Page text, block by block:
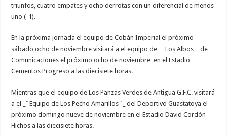
triunfos, cuatro empates y ocho derrotas con un diferencial de menos
uno (-1).
En la próxima jornada el equipo de Cobán Imperial el próximo
sábado ocho de noviembre visitará a el equipo de _¨Los Albos¨_de
Comunicaciones el próximo ocho de noviembre en el Estadio
Cementos Progreso a las diecisiete horas.
Mientras que el equipo de Los Panzas Verdes de Antigua G.F.C. visitará
a el _¨Equipo de Los Pecho Amarillos¨_ del Deportivo Guastatoya el
próximo domingo nueve de noviembre en el Estadio David Cordón
Hichos a las diecisiete horas.